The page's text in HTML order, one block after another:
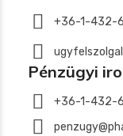
+36-1-432-
Pénzügyi
+36-1-432-